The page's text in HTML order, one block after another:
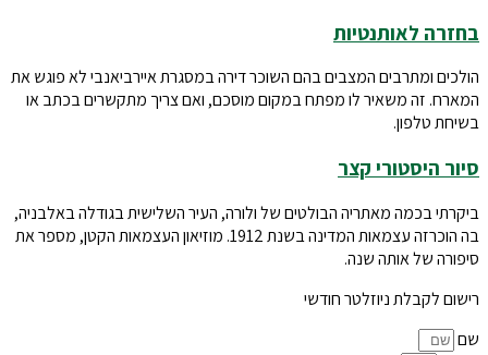
בחזרה לאותנטיות
הולכים ומתרבים המצבים בהם השוכר דירה במסגרת איירביאנבי לא פוגש את
המארח. זה משאיר לו מפתח במקום מוסכם, ואם צריך מתקשרים בכתב או
בשיחת טלפון.
סיור היסטורי קצר
ביקרתי בכמה מאתריה הבולטים של ולורה, העיר השלישית בגודלה באלבניה,
בה הוכרזה עצמאות המדינה בשנת 1912. מוזיאון העצמאות הקטן, מספר את
סיפורה של אותה שנה.
רישום לקבלת ניוזלטר חודשי
שם